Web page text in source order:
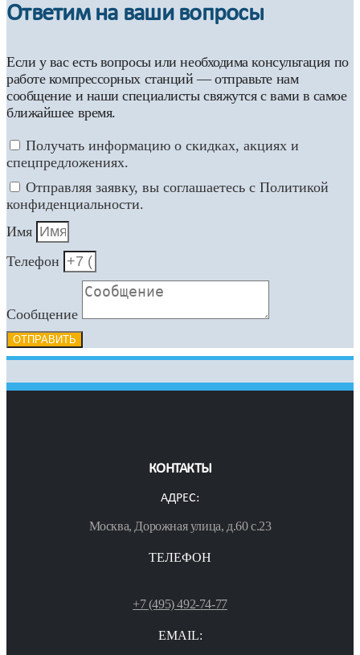
Ответим на ваши вопросы
Если у вас есть вопросы или необходима консультация по
работе компрессорных станций — отправьте нам
сообщение и наши специалисты свяжутся с вами в самое
ближайшее время.
Получать информацию о скидках, акциях и
спецпредложениях.
Отправляя заявку, вы соглашаетесь с Политикой
конфиденциальности.
Имя
Телефон
Сообщение
ОТПРАВИТЬ
КОНТАКТЫ
АДРЕС:
Москва, Дорожная улица, д.60 с.23
ТЕЛЕФОН
+7 (495) 492-74-77
EMAIL: